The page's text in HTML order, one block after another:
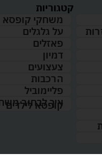
קטגוריות
משחקי קופסא
על גלגלים
פאזלים
דמיון
צעצועים
הרכבות
פליימוביל
איך לבחור
קופסא לילדים